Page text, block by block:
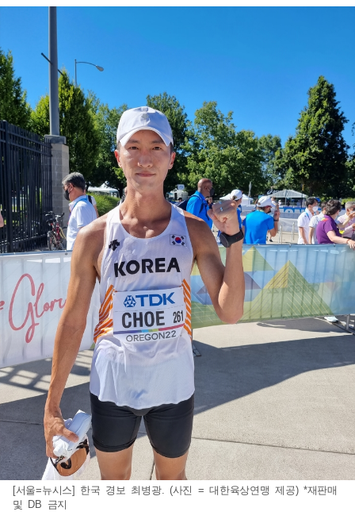
[서울=뉴시스] 한국 경보 최병광. (사진 = 대한육상연맹 제공) *재판매
및 DB 금지